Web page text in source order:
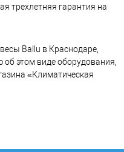
трехлетняя гарантия на
Ballu в Краснодаре,
этом виде оборудования,
«Климатическая